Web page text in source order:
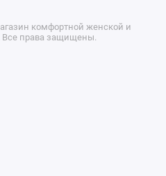
комфортной женской и
Все права защищены.